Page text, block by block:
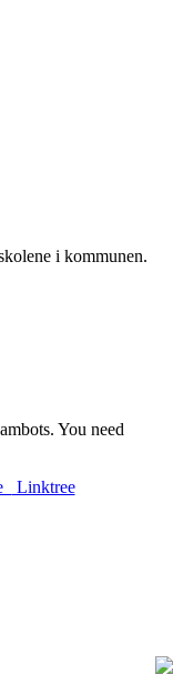
i kommunen.
You need
Linktree